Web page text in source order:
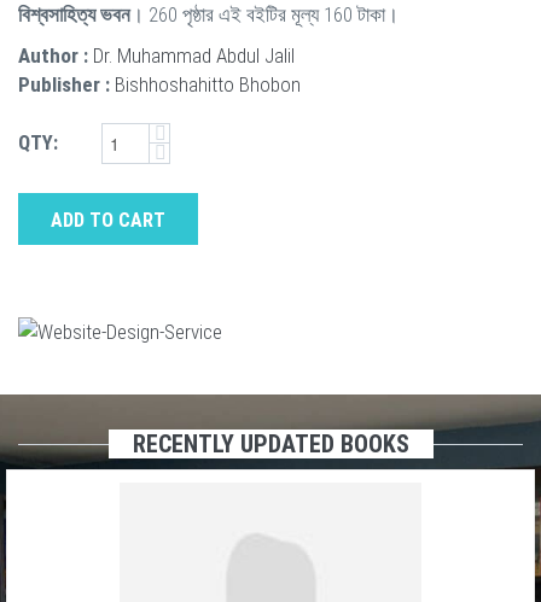
বিশ্বসাহিত্য ভবন। 260 পৃষ্ঠার এই বইটির মূল্য 160 টাকা।
Author : Dr. Muhammad Abdul Jalil
Publisher : Bishhoshahitto Bhobon
QTY:
ADD TO CART
RECENTLY UPDATED BOOKS